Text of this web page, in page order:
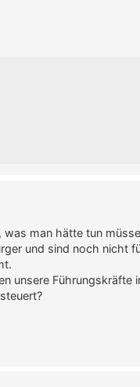
man hätte tun
und sind noch nicht
unsere Führungskräfte